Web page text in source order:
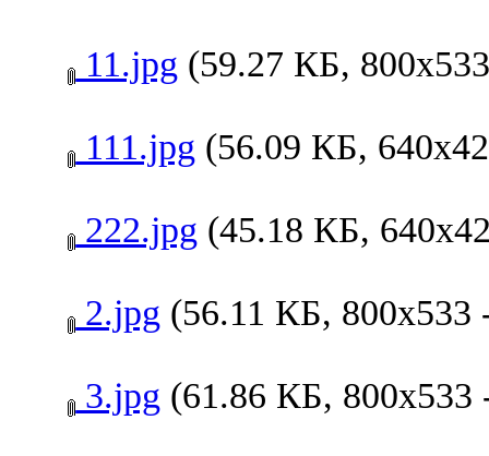
11.jpg (59.27 КБ,
111.jpg (56.09 КБ,
222.jpg (45.18 КБ,
2.jpg (56.11 КБ, 800x533
3.jpg (61.86 КБ, 800x533